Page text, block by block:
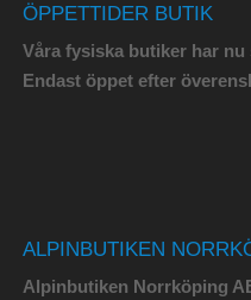
ÖPPETTIDER BUTIK
Våra fysiska butiker har
Endast öppet efter
ALPINBUTIKEN
Alpinbutiken Norrköping